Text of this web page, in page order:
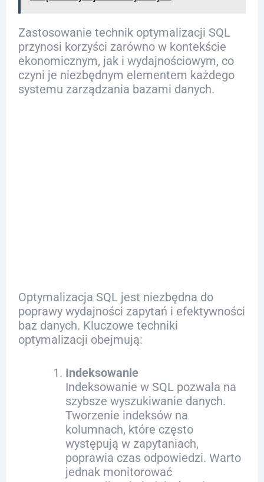
Zastosowanie technik optymalizacji SQL
przynosi korzyści zarówno w kontekście
ekonomicznym, jak i wydajnościowym, co
czyni je niezbędnym elementem każdego
systemu zarządzania bazami danych.
Optymalizacja SQL jest niezbędna do
poprawy wydajności zapytań i efektywności
baz danych. Kluczowe techniki
optymalizacji obejmują:
Indeksowanie
Indeksowanie w SQL pozwala na
szybsze wyszukiwanie danych.
Tworzenie indeksów na
kolumnach, które często
występują w zapytaniach,
poprawia czas odpowiedzi. Warto
jednak monitorować